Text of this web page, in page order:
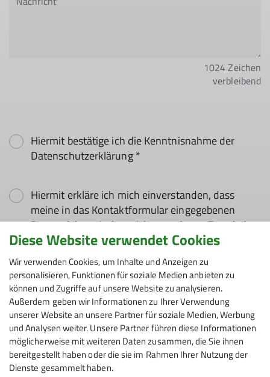
1024Zeichen
verbleibend
Hiermit bestätige ich die Kenntnisnahme der
Datenschutzerklärung *
Hiermit erkläre ich mich einverstanden, dass
meine in das Kontaktformular eingegebenen
Daten elektronisch gesichert und zum Zweck der
Kontaktaufnahme verarbeitet und genutzt
werden. Mir ist bekannt, dass ich meine
Einwilligung jederzeit wiederrufen kann. *
Mit (*) markierte Felder
sind Pflichtfelder
Absenden
Diese Website verwendet Cookies
Wir verwenden Cookies, um Inhalte und Anzeigen zu
personalisieren, Funktionen für soziale Medien anbieten zu
können und Zugriffe auf unsere Website zu analysieren.
Außerdem geben wir Informationen zu Ihrer Verwendung
unserer Website an unsere Partner für soziale Medien, Werbung
und Analysen weiter. Unsere Partner führen diese Informationen
möglicherweise mit weiteren Daten zusammen, die Sie ihnen
bereitgestellt haben oder die sie im Rahmen Ihrer Nutzung der
Dienste gesammelt haben.